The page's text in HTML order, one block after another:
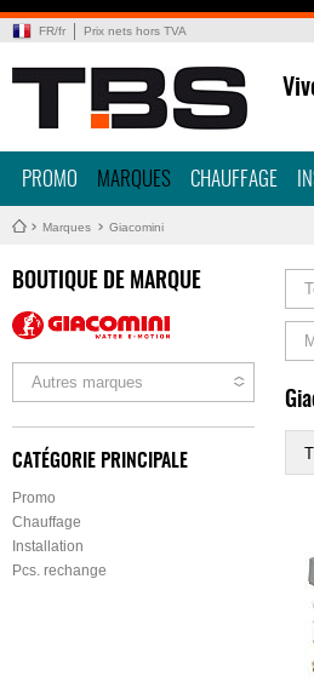
FR/fr Prix nets hors TVA
PROMO MARQUES CHAUFFAGE
Marques Giacomini
BOUTIQUE DE MARQUE
Autres marques
CATÉGORIE PRINCIPALE
Promo
Chauffage
Installation
Pcs. rechange